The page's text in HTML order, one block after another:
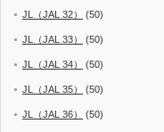
JL（JAL 32） (50)
JL（JAL 33） (50)
JL（JAL 34） (50)
JL（JAL 35） (50)
JL（JAL 36） (50)